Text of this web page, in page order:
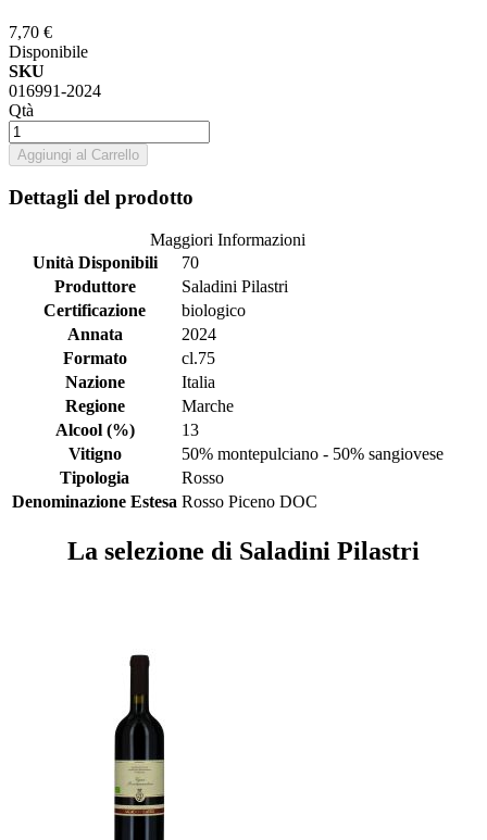
7,70 €
Disponibile
SKU
016991-2024
Qtà
Aggiungi al Carrello
Dettagli del prodotto
Maggiori Informazioni
Unità Disponibili
70
Produttore
Saladini Pilastri
Certificazione
biologico
Annata
2024
Formato
cl.75
Nazione
Italia
Regione
Marche
Alcool (%)
13
Vitigno
50% montepulciano - 50% sangiovese
Tipologia
Rosso
Denominazione Estesa Rosso Piceno DOC
La selezione di Saladini Pilastri